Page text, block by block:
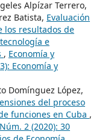
Alpízar Terrero,
Batista, Evaluación
los resultados de
e
, Economía y
Economía y
Domínguez López,
del proceso
funciones en Cuba ,
2 (2020): 30